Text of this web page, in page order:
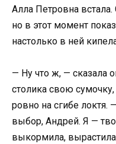
Алла Петровна
но в этот момент
настолько в ней
— Ну что ж, — сказала
столика свою
ровно на сгибе локтя.
выбор, Андрей. Я —
выкормила,